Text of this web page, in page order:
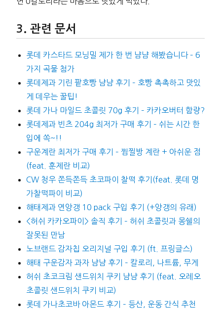
관련 문서
롯데 카스타드 모닝밀 제가 한 번 냠냠 해봤습니다 – 6
가지 곡물 첨가
롯데제과 기린 팥호빵 냠냠 후기 – 호빵 촉촉하고 맛있
게 데우는 꿀팁!
롯데 가나 마일드 초콜릿 70g 후기 – 카카오버터 함량?
롯데제과 빈츠 204g 최저가 구매 후기 – 쉬는 시간 한
입에 쏙~!!
구운계란 최저가 구매 후기 – 찜찔방 계란 + 아쉬운 점
(feat. 훈제란 비교)
CW 청우 쫀득쫀득 초코파이 찰떡 후기(feat. 롯데 명
가찰떡파이 비교)
해태제과 연양갱 10 pack 구입 후기 (+양갱의 유래)
<허쉬 카카오파이> 솔직 후기 – 허쉬 초콜릿과 몽쉘의
잘못된 만남
노브랜드 감자칩 오리지널 구입 후기 (ft. 프링글스)
해태 구운감자 과자 냠냠 후기 – 칼로리, 나트륨, 무게
허쉬 초코크림 샌드위치 쿠키 냠냠 후기 (feat. 오레오
초콜릿 샌드위치 쿠키 비교)
롯데 가나초코바 아몬드 후기 – 등산, 운동 간식 추천